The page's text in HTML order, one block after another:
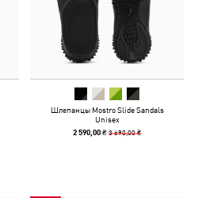
Шлепанцы Mostro Slide Sandals
Unisex
2 590,00 ₴3 690,00 ₴